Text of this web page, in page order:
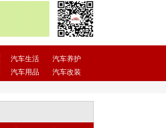
汽车生活
汽车养护
汽车用品
汽车改装